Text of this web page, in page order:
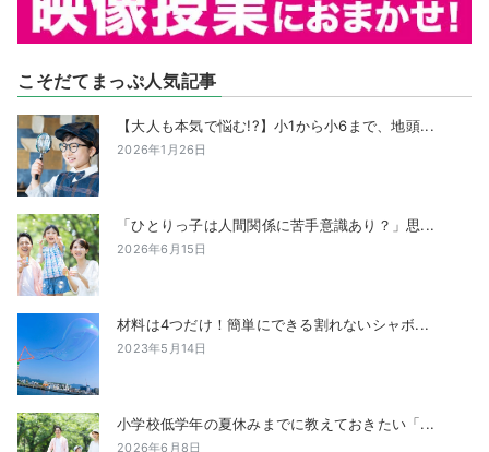
こそだてまっぷ人気記事
【大人も本気で悩む!?】小1から小6まで、地頭...
2026年1月26日
「ひとりっ子は人間関係に苦手意識あり？」思...
2026年6月15日
材料は4つだけ！簡単にできる割れないシャボ...
2023年5月14日
小学校低学年の夏休みまでに教えておきたい「...
2026年6月8日